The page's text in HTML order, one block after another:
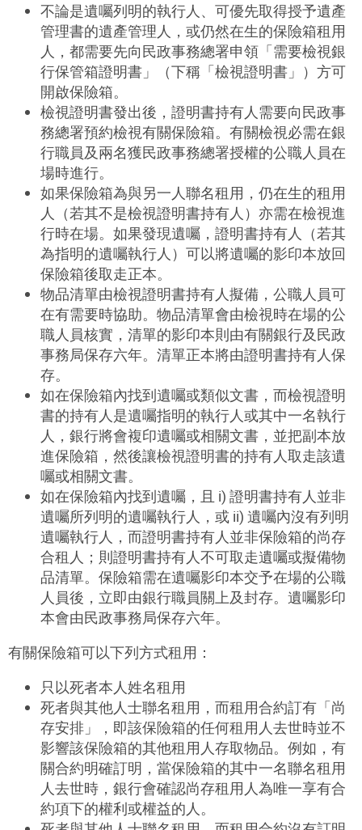
不論是遺囑列明的執行人、可優先取得授予遺產
管理書的遺產管理人，或仍然在生的保險箱租用
人，都需要先向民政事務總署申領「需要檢視銀
行保管箱證明書」（下稱「檢視證明書」）方可
開啟保險箱。
檢視證明書發出後，證明書持有人需要向民政事
務總署預約檢視有關保險箱。有關檢視必需在銀
行職員及兩名獲民政事務總署授權的公職人員在
場時進行。
如果保險箱為與另一人聯名租用，仍在生的租用
人（若其不是檢視證明書持有人）亦需在檢視進
行時在場。如果發現遺囑，證明書持有人（若其
為指明的遺囑執行人）可以將遺囑的影印本放回
保險箱後取走正本。
物品清單由檢視證明書持有人擬備，公職人員可
在有需要時協助。物品清單會由檢視時在場的公
職人員核實，清單的影印本則由有關銀行及民政
事務局保存六年。清單正本將由證明書持有人保
存。
如在保險箱內找到遺囑或類似文書，而檢視證明
書的持有人是遺囑指明的執行人或其中一名執行
人，銀行將會複印遺囑或相關文書，並把副本放
進保險箱，然後讓檢視證明書的持有人取走該遺
囑或相關文書。
如在保險箱內找到遺囑，且 i) 證明書持有人並非
遺囑所列明的遺囑執行人，或 ii) 遺囑內沒有列明
遺囑執行人，而證明書持有人並非保險箱的尚存
合租人；則證明書持有人不可取走遺囑或擬備物
品清單。保險箱需在遺囑影印本交予在場的公職
人員後，立即由銀行職員關上及封存。遺囑影印
本會由民政事務局保存六年。
有關保險箱可以下列方式租用：
只以死者本人姓名租用
死者與其他人士聯名租用，而租用合約訂有「尚
存安排」，即該保險箱的任何租用人去世時並不
影響該保險箱的其他租用人存取物品。例如，有
關合約明確訂明，當保險箱的其中一名聯名租用
人去世時，銀行會確認尚存租用人為唯一享有合
約項下的權利或權益的人。